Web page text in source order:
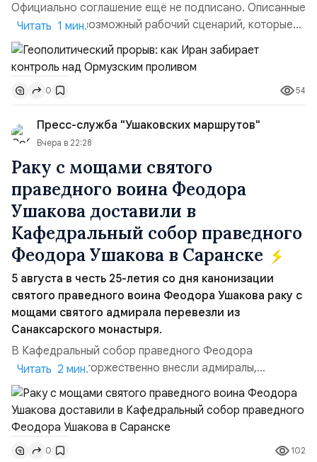
Официально соглашение ещё не подписано. Описанные
пункты — это возможный рабочий сценарий, которые
скорее всего будут реализованы.Разбираем ключевые
тезисы и последствия этого соглашения:. 1. Новые
доли контроля (75 на 25). Было: Ранее Иран и Оман
контролировали пролив на паритетных началах —
50/50. Стало: Новое соглашение закрепляет за
Ираном...
Читать 1 мин.
0 54
Пресс-служба "Ушаковских маршрутов"
Вчера в 22:28
Раку с мощами святого
праведного воина Феодора
Ушакова доставили в
Кафедральный собор праведного
Феодора Ушакова в Саранске
5 августа в честь 25-летия со дня канонизации
святого праведного воина Феодора Ушакова раку с
мощами святого адмирала перевезли из
Санаксарского монастыря.
В Кафедральный собор праведного Феодора
Ушакова раку торжественно внесли адмиралы,
участвовавшие в канонизации святого праведного
воина Феодора Ушакова 25 лет назад:Адмирал
Владимир Прокофьевич Валуев, командующий
Балтийским флотом ВМФ России (2001–2006
гг.);Адмирал Владимир Петрович Комоедов,
Читать 2 мин.
0 102